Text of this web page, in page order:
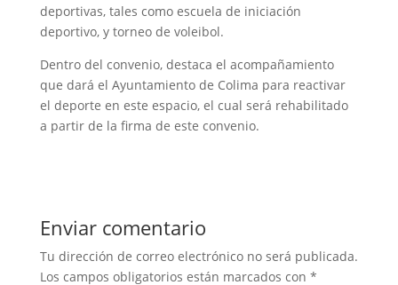
deportivas, tales como escuela de iniciación
deportivo, y torneo de voleibol.
Dentro del convenio, destaca el acompañamiento
que dará el Ayuntamiento de Colima para reactivar
el deporte en este espacio, el cual será rehabilitado
a partir de la firma de este convenio.
Enviar comentario
Tu dirección de correo electrónico no será publicada.
Los campos obligatorios están marcados con *